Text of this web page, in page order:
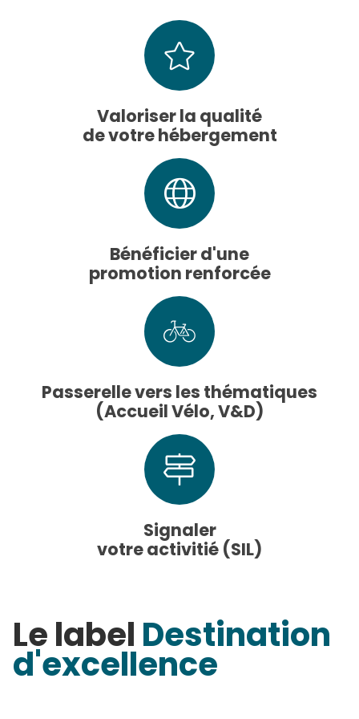
Valoriser la qualité
de votre hébergement
Bénéficier d'une
promotion renforcée
Passerelle vers les thématiques
(Accueil Vélo, V&D)
Signaler
votre activitié (SIL)
Le label Destination
d'excellence